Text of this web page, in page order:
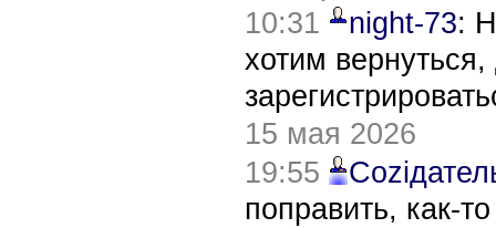
10:31
night-73:
хотим
15 мая 2026
19:55
поправить, как-